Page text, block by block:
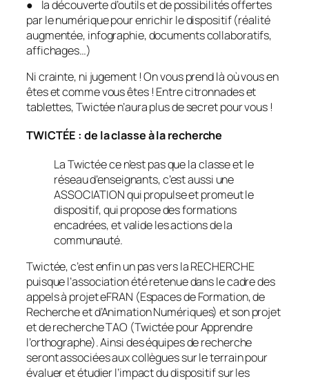
● la découverte d’outils et de possibilités offertes
par le numérique pour enrichir le dispositif (réalité
augmentée, infographie, documents collaboratifs,
affichages…)
Ni crainte, ni jugement ! On vous prend là où vous en
êtes et comme vous êtes ! Entre citronnades et
tablettes, Twictée n’aura plus de secret pour vous !
TWICTÉE : de la classe à la recherche
La Twictée ce n’est pas que la classe et le
réseau d’enseignants, c’est aussi une
ASSOCIATION qui propulse et promeut le
dispositif, qui propose des formations
encadrées, et valide les actions de la
communauté.
Twictée, c’est enfin un pas vers la RECHERCHE
puisque l’association été retenue dans le cadre des
appels à projet eFRAN (Espaces de Formation, de
Recherche et d’Animation Numériques) et son projet
et de recherche TAO (Twictée pour Apprendre
l’orthographe). Ainsi des équipes de recherche
seront associées aux collègues sur le terrain pour
évaluer et étudier l’impact du dispositif sur les